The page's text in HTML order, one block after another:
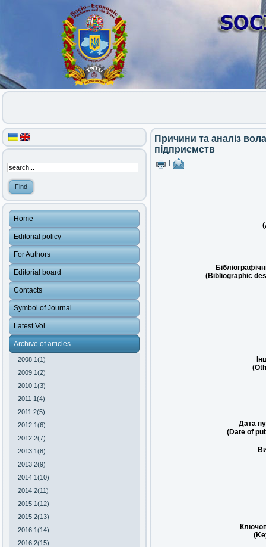
Home
Editorial policy
For Authors
Editorial board
Contacts
Symbol of Journal
Latest Vol.
Archive of articles
2008 1(1)
2009 1(2)
2010 1(3)
2011 1(4)
2011 2(5)
2012 1(6)
2012 2(7)
2013 1(8)
2013 2(9)
2014 1(10)
2014 2(11)
2015 1(12)
2015 2(13)
2016 1(14)
2016 2(15)
Причини та аналіз
підприємств
(Bibliographic
Дата
(Date of